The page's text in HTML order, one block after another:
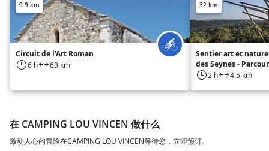
9.9 km
Circuit de l'Art Roman
6 h 63 km
32 km
Sentier art et
des Seynes -
2 h 4.5 km
在 CAMPING LOU VINCEN 做什么
激动人心的冒险在CAMPING LOU VINCEN等待您，立即预订。